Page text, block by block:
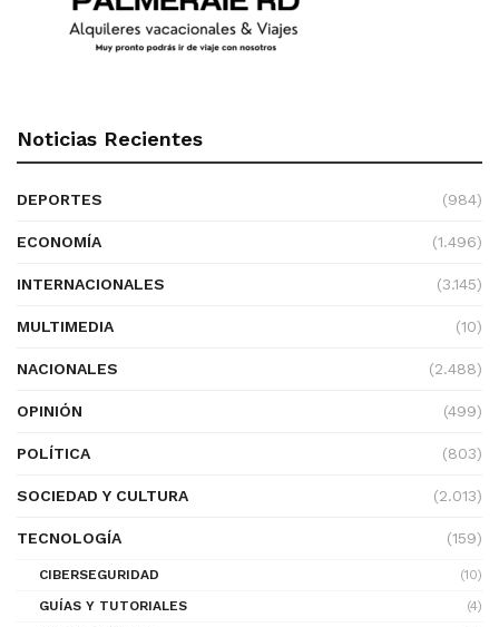
Noticias Recientes
DEPORTES (984)
ECONOMÍA (1.496)
INTERNACIONALES (3.145)
MULTIMEDIA (10)
NACIONALES (2.488)
OPINIÓN (499)
POLÍTICA (803)
SOCIEDAD Y CULTURA (2.013)
TECNOLOGÍA (159)
CIBERSEGURIDAD
(10)
GUÍAS Y TUTORIALES
(4)